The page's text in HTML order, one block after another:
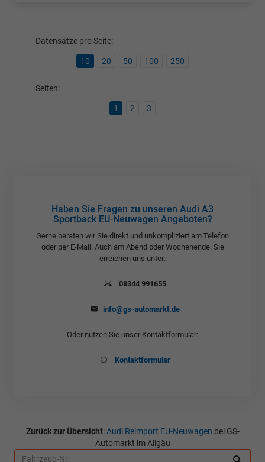
Datensätze pro Seite:
10 20 50 100 250
Seiten:
1 2 3
Haben Sie Fragen zu unseren Audi A3
Sportback EU-Neuwagen Angeboten?
Gerne beraten wir Sie direkt und unkompliziert am Telefon
oder per E-Mail. Auch am Abend oder Wochenende. Sie
erreichen uns unter:
08344 991655
info@gs-automarkt.de
Oder nutzen Sie unser Kontaktformular:
Kontaktformular
Zurück zur Übersicht:Audi Reimport EU-Neuwagen bei GS-
Automarkt im Allgäu